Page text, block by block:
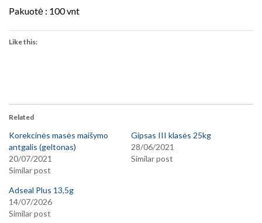
Pakuotė : 100 vnt
Like this:
Related
Korekcinės masės maišymo
antgalis (geltonas)
20/07/2021
Similar post
Gipsas III klasės 25kg
28/06/2021
Similar post
Adseal Plus 13,5g
14/07/2026
Similar post